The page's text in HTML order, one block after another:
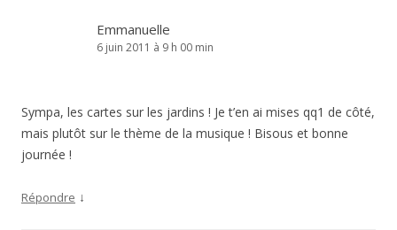
Emmanuelle
6 juin 2011 à 9 h 00 min
Sympa, les cartes sur les jardins ! Je t’en ai mises qq1 de côté,
mais plutôt sur le thème de la musique ! Bisous et bonne
journée !
Répondre ↓